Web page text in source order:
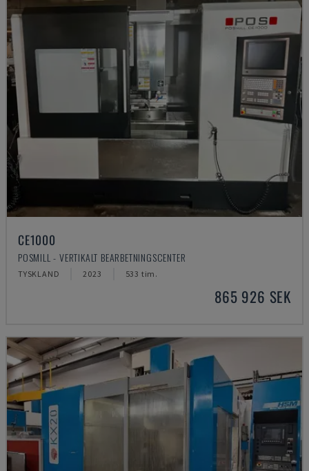
CE1000
POSMILL - VERTIKALT BEARBETNINGSCENTER
TYSKLAND 2023 533 tim.
865 926 SEK